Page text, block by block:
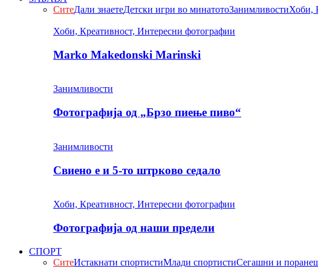
СитеДали знаетеДетски игри во минатотоЗанимливостиХоби,
Хоби, Креативност, Интересни фотографии
Marko Makedonski Marinski
Занимливости
Фотографија од „Брзо пиење пиво“
Занимливости
Свиено е и 5-то штрково седало
Хоби, Креативност, Интересни фотографии
Фотографија од наши предели
СПОРТ
СитеИстакнати спортистиМлади спортистиСегашни и